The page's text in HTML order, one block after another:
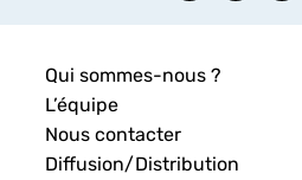
Qui sommes-nous ?
L’équipe
Nous contacter
Diffusion/Distribution